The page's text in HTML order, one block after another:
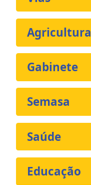
Agricultura
Gabinete
Semasa
Saúde
Educação